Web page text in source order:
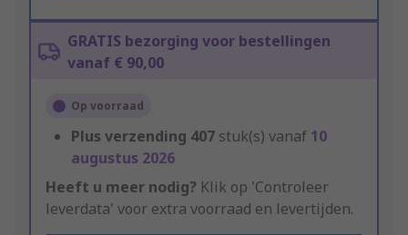
GRATIS bezorging voor bestellingen
vanaf € 90,00
Op voorraad
Plus verzending 407 stuk(s) vanaf 10
augustus 2026
Heeft u meer nodig? Klik op 'Controleer
leverdata' voor extra voorraad en levertijden.